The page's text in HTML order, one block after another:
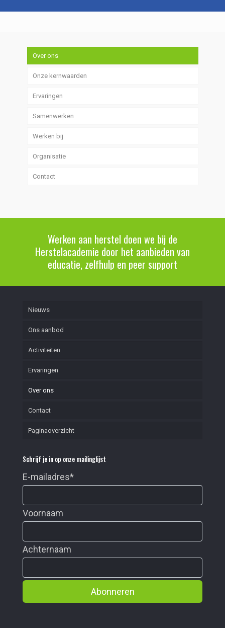
Over ons
Onze kernwaarden
Ervaringen
Samenwerken
Werken bij
Organisatie
Contact
Werken aan herstel doen we bij de
Herstelacademie door het aanbieden van
educatie, zelfhulp en peer support
Nieuws
Ons aanbod
Activiteiten
Ervaringen
Over ons
Contact
Paginaoverzicht
Schrijf je in op onze mailinglijst
E-mailadres*
Voornaam
Achternaam
Abonneren